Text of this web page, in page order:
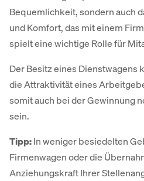
Bequemlichkeit, sondern auch
und Komfort, das mit einem
spielt eine wichtige Rolle für
Der Besitz eines Dienstwagens
die Attraktivität eines
somit auch bei der Gewinnung
sein.
Tipp:In weniger besiedelten
Firmenwagen oder die
Anziehungskraft Ihrer